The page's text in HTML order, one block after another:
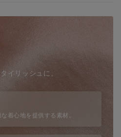
ル
は暖かい
イリッシュに。
着心地を提供する素材。